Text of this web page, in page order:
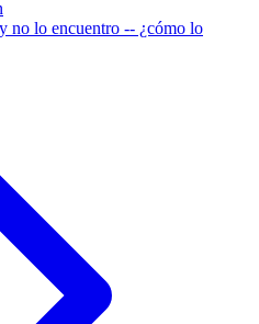
no lo encuentro -- ¿cómo lo